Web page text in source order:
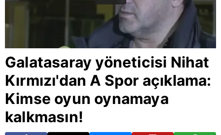
Galatasaray yöneticisi Nihat
Kırmızı'dan A Spor açıklama:
Kimse oyun oynamaya
kalkmasın!